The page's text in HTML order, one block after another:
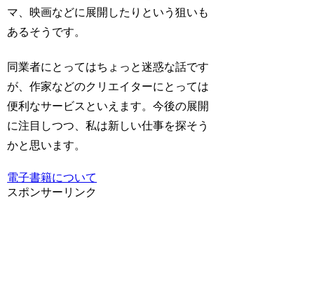
マ、映画などに展開したりという狙いも
あるそうです。
同業者にとってはちょっと迷惑な話です
が、作家などのクリエイターにとっては
便利なサービスといえます。今後の展開
に注目しつつ、私は新しい仕事を探そう
かと思います。
電子書籍について
スポンサーリンク